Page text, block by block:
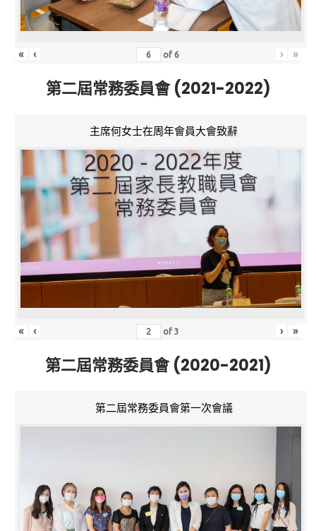
« ‹ of 6 › »
第二屆常務委員會 (2021-2022)
主席何女士在周年會員大會致辭
« ‹ of3 › »
第二屆常務委員會 (2020-2021)
第二屆常務委員會第一次會議